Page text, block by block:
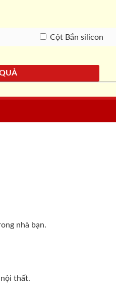
Cột Bắn silicon
nhà bạn.
thất.